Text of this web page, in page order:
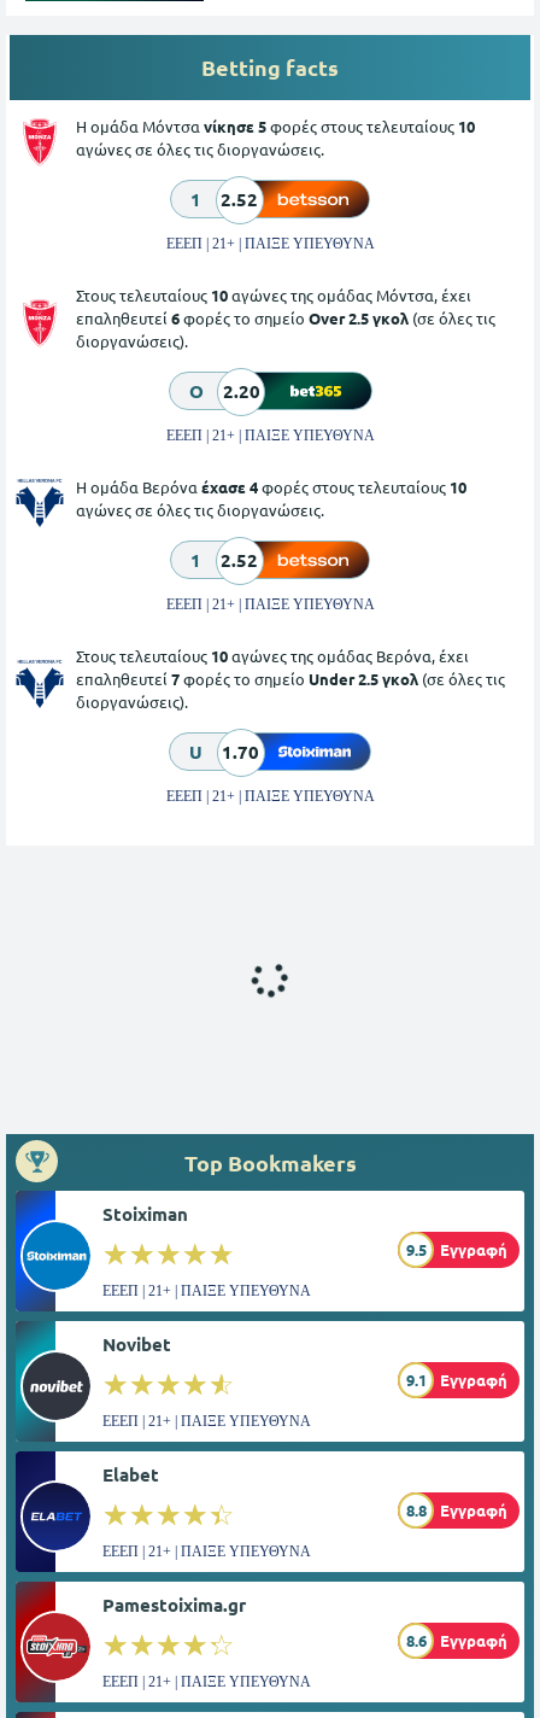
Betting facts
Η ομάδα Μόντσα νίκησε 5φορές στους τελευταίους 10
αγώνες σε όλες τις διοργανώσεις.
1 2.52
ΕΕΕΠ | 21+ | ΠΑΙΞΕ ΥΠΕΥΘΥΝΑ
Στους τελευταίους 10αγώνες της ομάδας Μόντσα, έχει
επαληθευτεί 6φορές το σημείο Over 2.5 γκολ (σε όλες τις
διοργανώσεις).
O 2.20
ΕΕΕΠ | 21+ | ΠΑΙΞΕ ΥΠΕΥΘΥΝΑ
Η ομάδα Βερόνα έχασε 4φορές στους τελευταίους 10
αγώνες σε όλες τις διοργανώσεις.
1 2.52
ΕΕΕΠ | 21+ | ΠΑΙΞΕ ΥΠΕΥΘΥΝΑ
Στους τελευταίους 10αγώνες της ομάδας Βερόνα, έχει
επαληθευτεί 7φορές το σημείο Under 2.5 γκολ (σε όλες τις
διοργανώσεις).
U 1.70
ΕΕΕΠ | 21+ | ΠΑΙΞΕ ΥΠΕΥΘΥΝΑ
Top Bookmakers
Stoiximan
☆☆☆☆☆
★★★★★ 9.5 Εγγραφή
ΕΕΕΠ | 21+ | ΠΑΙΞΕ ΥΠΕΥΘΥΝΑ
Novibet
☆☆☆☆☆
★★★★★ 9.1 Εγγραφή
ΕΕΕΠ | 21+ | ΠΑΙΞΕ ΥΠΕΥΘΥΝΑ
Elabet
☆☆☆☆☆
★★★★★ 8.8 Εγγραφή
ΕΕΕΠ | 21+ | ΠΑΙΞΕ ΥΠΕΥΘΥΝΑ
Pamestoixima.gr
☆☆☆☆☆
★★★★★ 8.6 Εγγραφή
ΕΕΕΠ | 21+ | ΠΑΙΞΕ ΥΠΕΥΘΥΝΑ